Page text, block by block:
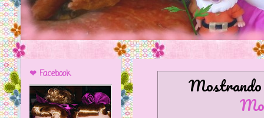
Mostrando
❤ Facebook